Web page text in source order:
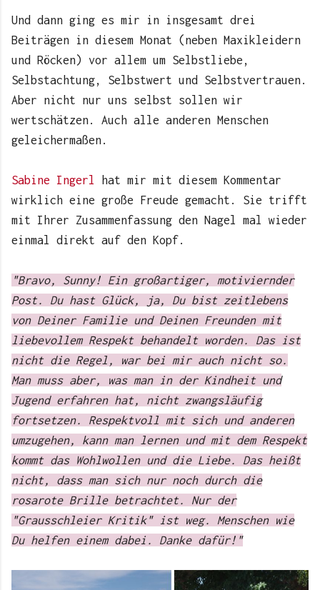
Und dann ging es mir in insgesamt drei
Beiträgen in diesem Monat (neben Maxikleidern
und Röcken) vor allem um Selbstliebe,
Selbstachtung, Selbstwert und Selbstvertrauen.
Aber nicht nur uns selbst sollen wir
wertschätzen. Auch alle anderen Menschen
geleichermaßen.
Sabine Ingerl
hat mir mit diesem Kommentar
wirklich eine große Freude gemacht. Sie trifft
mit Ihrer Zusammenfassung den Nagel mal wieder
einmal direkt auf den Kopf.
"Bravo, Sunny! Ein großartiger, motiviernder
Post. Du hast Glück, ja, Du bist zeitlebens
von Deiner Familie und Deinen Freunden mit
liebevollem Respekt behandelt worden. Das ist
nicht die Regel, war bei mir auch nicht so.
Man muss aber, was man in der Kindheit und
Jugend erfahren hat, nicht zwangsläufig
fortsetzen. Respektvoll mit sich und anderen
umzugehen, kann man lernen und mit dem Respekt
kommt das Wohlwollen und die Liebe. Das heißt
nicht, dass man sich nur noch durch die
rosarote Brille betrachtet. Nur der
"Grausschleier Kritik" ist weg. Menschen wie
Du helfen einem dabei. Danke dafür!"